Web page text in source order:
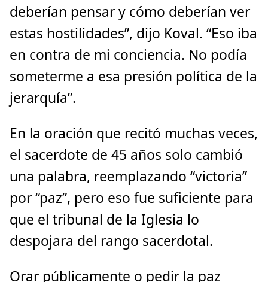
deberían pensar y cómo deberían ver
estas hostilidades”, dijo Koval. “Eso iba
en contra de mi conciencia. No podía
someterme a esa presión política de la
jerarquía”.
En la oración que recitó muchas veces,
el sacerdote de 45 años solo cambió
una palabra, reemplazando “victoria”
por “paz”, pero eso fue suficiente para
que el tribunal de la Iglesia lo
despojara del rango sacerdotal.
Orar públicamente o pedir la paz